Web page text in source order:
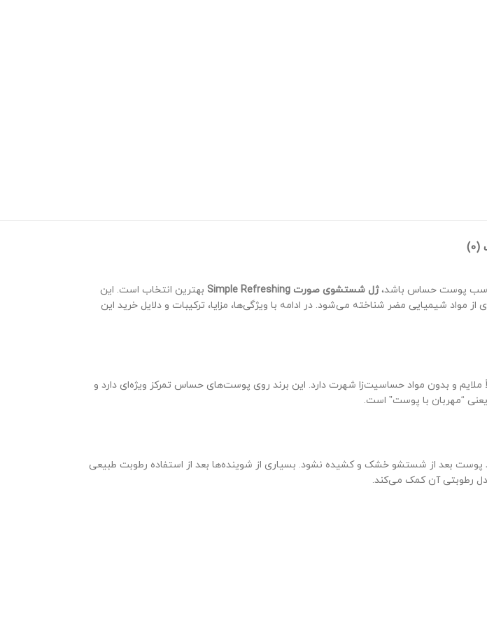
پوست حساس باشد،ژل شستشوی صورت Simple Refreshing
بهترین انتخاب است. این
مواد شیمیایی مضر شناخته می‌شود. در ادامه با ویژگی‌ها، مزایا، ترکیبات و دلایل خرید این
و بدون مواد حساسیت‌زا شهرت دارد. این برند روی پوست‌های حساس تمرکز ویژه‌ای دارد و
بعد از شستشو خشک و کشیده نشود. بسیاری از شوینده‌ها بعد از استفاده رطوبت طبیعی
رطوبتی آن کمک می‌کند.